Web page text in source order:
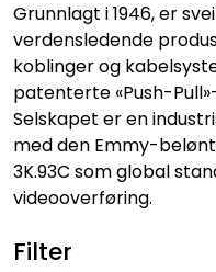
Grunnlagt i 1946, er
verdensledende
koblinger og
patenterte «Push-
Selskapet er en
med den Emmy-
3K.93C som global
videooverføring.
Filter
AKTUELT
BRUKT
SAMTALEROM